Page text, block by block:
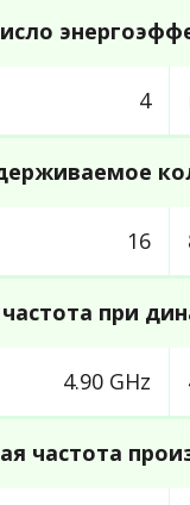
4
16
при
4.90 GHz
частота